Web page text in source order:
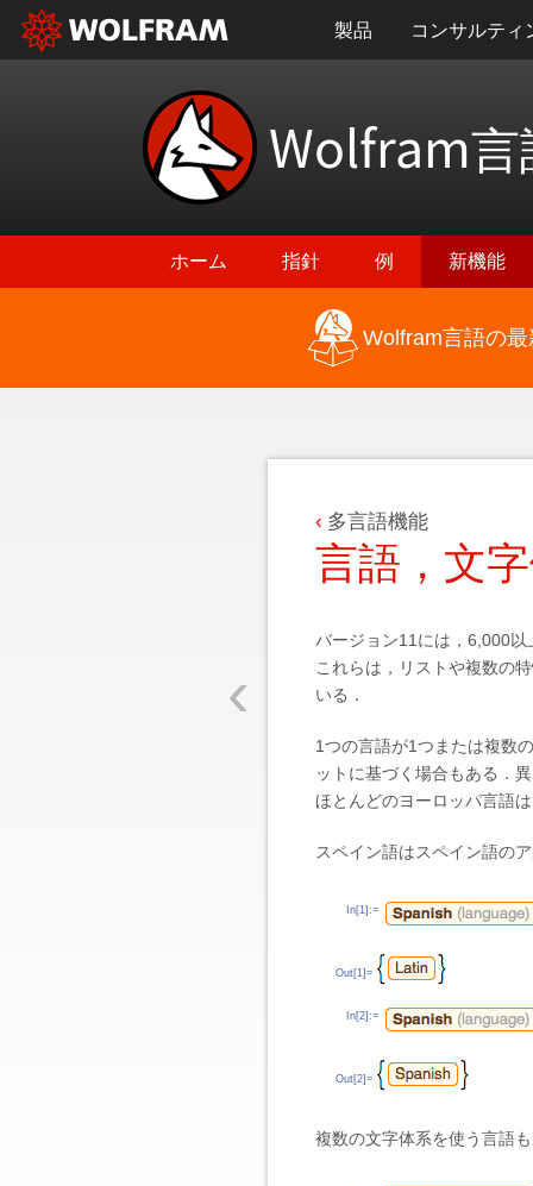
製品 コンサルティ
Wolfram言
ホーム 指針 例 新機能
Wolfram言語の
‹
多言語機能
言語，文
バージョン11には，6,000
これらは，リストや複数の
いる．
1つの言語が1つまたは複数
ットに基づく場合もある．
ほとんどのヨーロッパ言語
スペイン語はスペイン語の
In[1]:=
Out[1]=
In[2]:=
Out[2]=
複数の文字体系を使う言語